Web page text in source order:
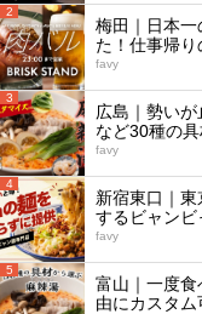
2
梅田｜日本一
た！仕事帰り
favy
3
広島｜勢い
など30種の具
favy
4
新宿東口｜
するビャンビ
favy
5
富山｜一度食
由にカスタム